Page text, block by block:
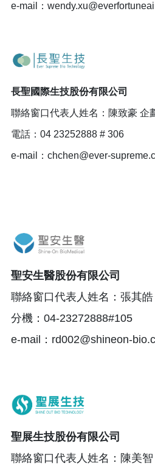
e-mail：
長聖國際生技股份有限公司
聯絡窗口代表人姓名：陳致豪 企
電話：04 23252888 # 306
e-mail：chchen@ever-
聖安生醫股份有限公司
聯絡窗口代表人姓名：張其
分機：04-23272888#105
e-mail：rd002@shineon-
聖展生技股份有限公司
聯絡窗口代表人姓名：陳美